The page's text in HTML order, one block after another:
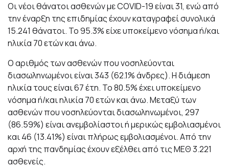
Οι νέοι θάνατοι ασθενών με COVID-19 είναι 31, ενώ από
την έναρξη της επιδημίας έχουν καταγραφεί συνολικά
15.241 θάνατοι. Το 95.3% είχε υποκείμενο νόσημα ή/και
ηλικία 70 ετών και άνω.
Ο αριθμός των ασθενών που νοσηλεύονται
διασωληνωμένοι είναι 343 (62.1% άνδρες). Η διάμεση
ηλικία τους είναι 67 έτη. To 80.5% έχει υποκείμενο
νόσημα ή/και ηλικία 70 ετών και άνω. Μεταξύ των
ασθενών που νοσηλεύονται διασωληνωμένοι, 297
(86.59%) είναι ανεμβολίαστοι ή μερικώς εμβολιασμένοι
και 46 (13.41%) είναι πλήρως εμβολιασμένοι. Από την
αρχή της πανδημίας έχουν εξέλθει από τις ΜΕΘ 3.221
ασθενείς.